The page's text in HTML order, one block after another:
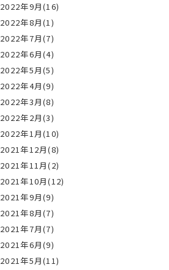
2022年9月(16)
2022年8月(1)
2022年7月(7)
2022年6月(4)
2022年5月(5)
2022年4月(9)
2022年3月(8)
2022年2月(3)
2022年1月(10)
2021年12月(8)
2021年11月(2)
2021年10月(12)
2021年9月(9)
2021年8月(7)
2021年7月(7)
2021年6月(9)
2021年5月(11)